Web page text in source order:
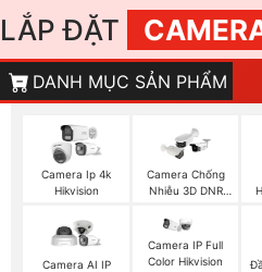
LẮP ĐẶT
DANH MỤC SẢN PHẨM
Camera Ip 4k
Hikvision
Camera Chống
Nhiễu 3D DNR
Camera AI IP
Camera IP Full
Color Hikvision
Đầu